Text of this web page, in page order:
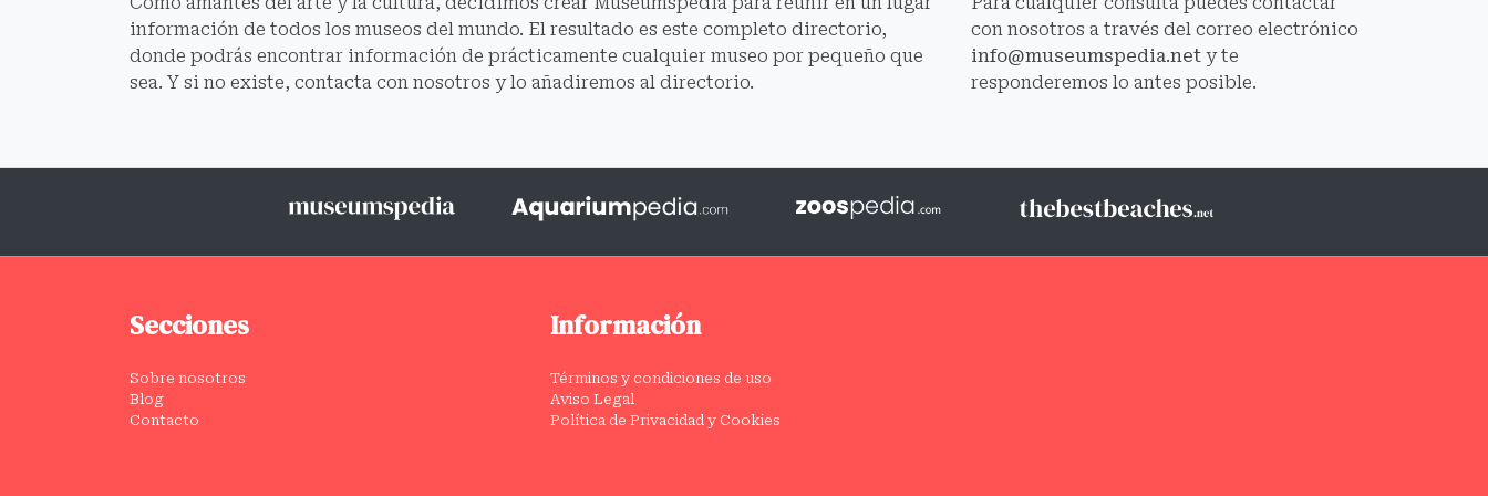
información de todos los museos del mundo. El resultado es este completo directorio,
donde podrás encontrar información de prácticamente cualquier museo por pequeño que
sea. Y si no existe, contacta con nosotros y lo añadiremos al directorio.
con nosotros a través del correo electrónico
info@museumspedia.net y te
responderemos lo antes posible.
Secciones
Sobre nosotros
Blog
Contacto
Información
Términos y condiciones de uso
Aviso Legal
Política de Privacidad y Cookies